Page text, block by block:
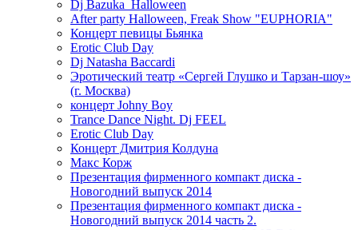
Dj Bazuka_Halloween
After party Halloween, Freak Show "EUPHORIA"
Концерт певицы Бьянка
Erotic Club Day
Dj Natasha Baccardi
Эротический театр «Сергей Глушко и Тарзан-шоу»
(г. Москва)
концерт Johny Boy
Trance Dance Night. Dj FEEL
Erotic Club Day
Концерт Дмитрия Колдуна
Макс Корж
Презентация фирменного компакт диска -
Новогодний выпуск 2014
Презентация фирменного компакт диска -
Новогодний выпуск 2014 часть 2.